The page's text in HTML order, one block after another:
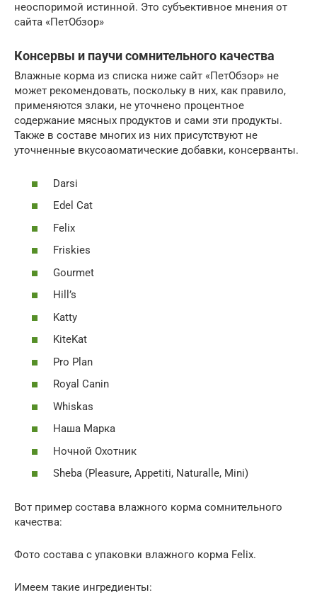
неоспоримой истинной. Это субъективное мнения от
сайта «ПетОбзор»
Консервы и паучи сомнительного качества
Влажные корма из списка ниже сайт «ПетОбзор» не
может рекомендовать, поскольку в них, как правило,
применяются злаки, не уточнено процентное
содержание мясных продуктов и сами эти продукты.
Также в составе многих из них присутствуют не
уточненные вкусоаоматические добавки, консерванты.
Darsi
Edel Cat
Felix
Friskies
Gourmet
Hill’s
Katty
KiteKat
Pro Plan
Royal Canin
Whiskas
Наша Марка
Ночной Охотник
Sheba (Pleasure, Appetiti, Naturalle, Mini)
Вот пример состава влажного корма сомнительного
качества:
Фото состава с упаковки влажного корма Felix.
Имеем такие ингредиенты: